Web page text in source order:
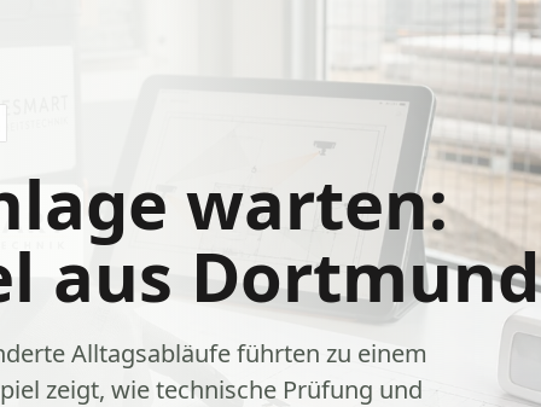
warten:
aus Dortmund
Alltagsabläufe führten zu einem
zeigt, wie technische Prüfung und